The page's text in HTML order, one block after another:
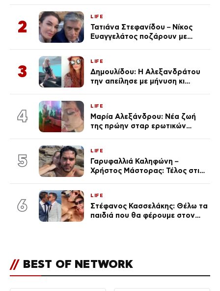
2
LIFE
Τατιάνα Στεφανίδου – Νίκος
Ευαγγελάτος ποζάρουν με
3
LIFE
Δημουλίδου: Η Αλεξανδράτου
την απείλησε με μήνυση κι
ποια είσαι σοκαρίστικα»
4
LIFE
Μαρία Αλεξάνδρου: Νέα ζωή
της πρώην σταρ ερωτικών
(Φωτογραφίες)
5
LIFE
Γαρυφαλλιά Καληφώνη –
Χρήστος Μάστορας: Τέλος στις
6
LIFE
Στέφανος Κασσελάκης: Θέλω τα
παιδιά που θα φέρουμε στον
// BEST OF NETWORK